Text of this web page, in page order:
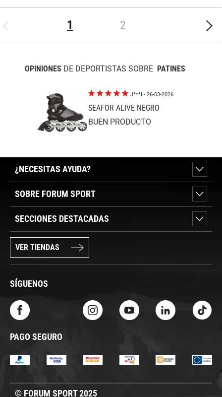
1 2
OPINIONES DE DEPORTISTAS SOBRE PATINES
J***I - 26-03-2026
SEAFOR ALIVE NEGRO
BUEN PRODUCTO
¿NECESITAS AYUDA?
SOBRE FORUM SPORT
SECCIONES DESTACADAS
VER TIENDAS
SÍGUENOS
PAGO SEGURO
© FORUM SPORT 2025